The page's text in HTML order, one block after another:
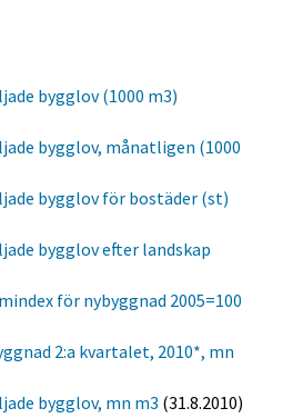
bygglov (1000 m3)
bygglov, månatligen (1000
bygglov för bostäder (st)
bygglov efter landskap
för nybyggnad 2005=100
2:a kvartalet, 2010*, mn
bygglov, mn m3 (31.8.2010)